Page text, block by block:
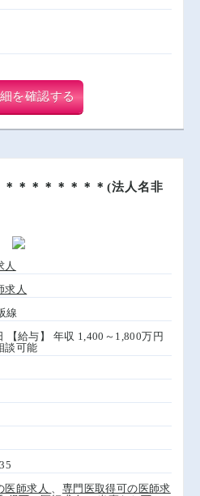
を確認する
＊＊＊＊＊＊＊＊(法人名非
人
求人
線
【給与】 年収 1,400～1,800万円
談可能
医師求人
専門医取得可の医師求